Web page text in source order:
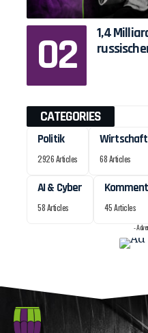
1,4
CATEGORIES
Politik
2926 Articles
Wirtschaft
68 Articles
AI & Cyber
58 Articles 45 Articles
-